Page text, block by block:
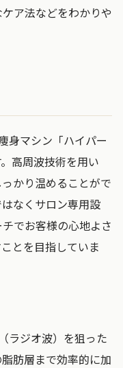
ア法などをわかりや
身マシン「ハイパー
高周波技術を用い
かり温めることがで
なくサロン専用設
でお客様の心地よさ
とを目指していま
ラジオ波）を狙った
肪層まで効率的に加